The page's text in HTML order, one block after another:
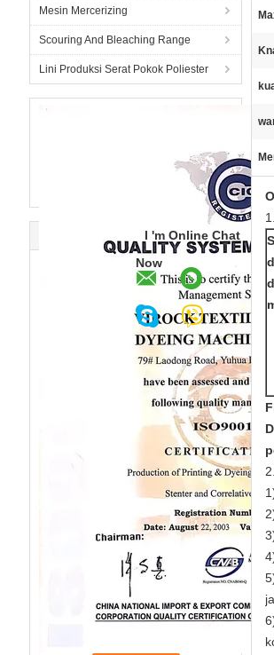
Mesin Mercerizing
Scouring And Bleaching Range
Lini Produksi Serat Pokok Poliester
I 'm Online Chat
Now